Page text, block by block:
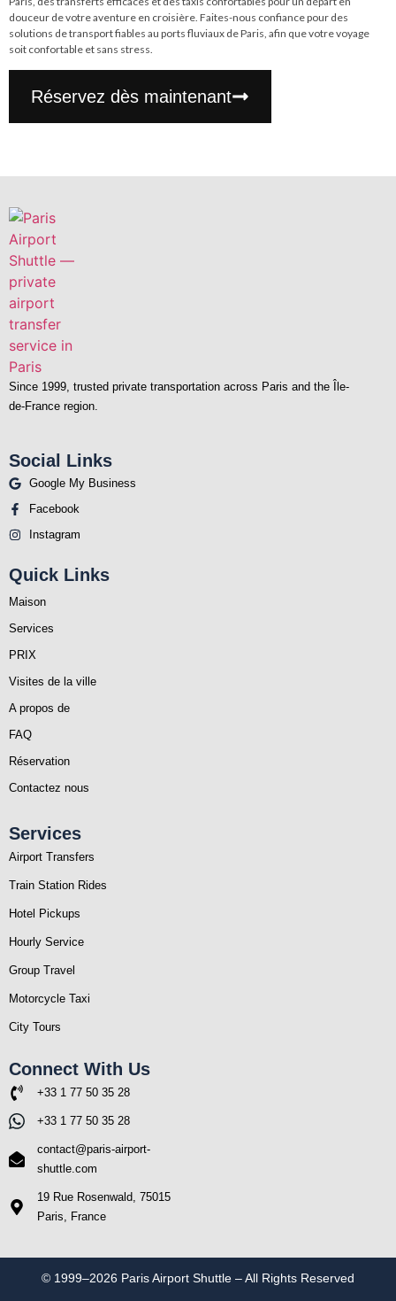
douceur de votre aventure en croisière. Faites-nous confiance pour des
solutions de transport fiables au ports fluviaux de Paris, afin que votre voyage
soit confortable et sans stress.
Réservez dès maintenant
Since 1999, trusted private transportation across Paris and the Île-
de-France region.
Social Links
Google My Business
Facebook
Instagram
Quick Links
Maison
Services
PRIX
Visites de la ville
A propos de
FAQ
Réservation
Contactez nous
Services
Airport Transfers
Train Station Rides
Hotel Pickups
Hourly Service
Group Travel
Motorcycle Taxi
City Tours
Connect With Us
+33 1 77 50 35 28
+33 1 77 50 35 28
contact@paris-airport-
shuttle.com
19 Rue Rosenwald, 75015
Paris, France
© 1999–2026 Paris Airport Shuttle – All Rights Reserved